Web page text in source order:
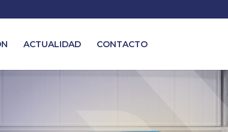
ACTUALIDAD CONTACTO